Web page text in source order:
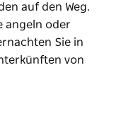
auf den Weg.
angeln oder
Sie in
von
Wasser, die